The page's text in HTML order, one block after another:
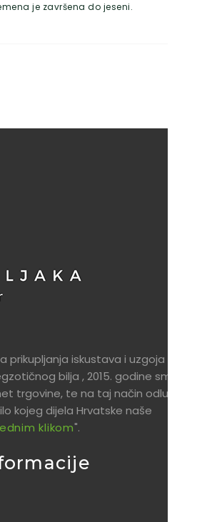
je završena do jeseni.
prikupljanja iskustava i uzgoja
bilja , 2015. godine smo
trgovine, te na taj način odlučili
kojeg dijela Hrvatske naše
klikom".